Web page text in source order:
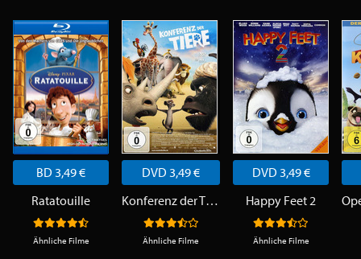
BD 3,49 €
Ratatouille
Ähnliche Filme
DVD 3,49 €
Konferenz der Tiere
Ähnliche Filme
DVD 3,49 €
Happy Feet 2
Ähnliche Filme